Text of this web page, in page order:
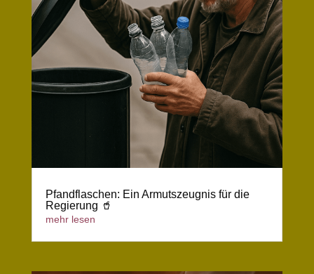
Pfandflaschen: Ein Armutszeugnis für die
Regierung 🥤
mehr lesen